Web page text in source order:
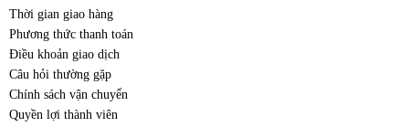
Thời gian giao hàng
Phương thức thanh toán
Điều khoản giao dịch
Câu hỏi thường gặp
Chính sách vận chuyển
Quyền lợi thành viên